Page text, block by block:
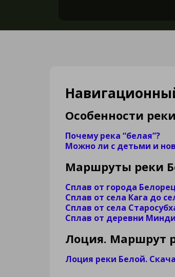
Особенности
Почему река “белая”?
Можно ли с детьми и
Маршруты реки
Сплав от города
Сплав от села Кага до
Сплав от села
Сплав от деревни
Лоция. Маршрут
Лоция реки Белой.